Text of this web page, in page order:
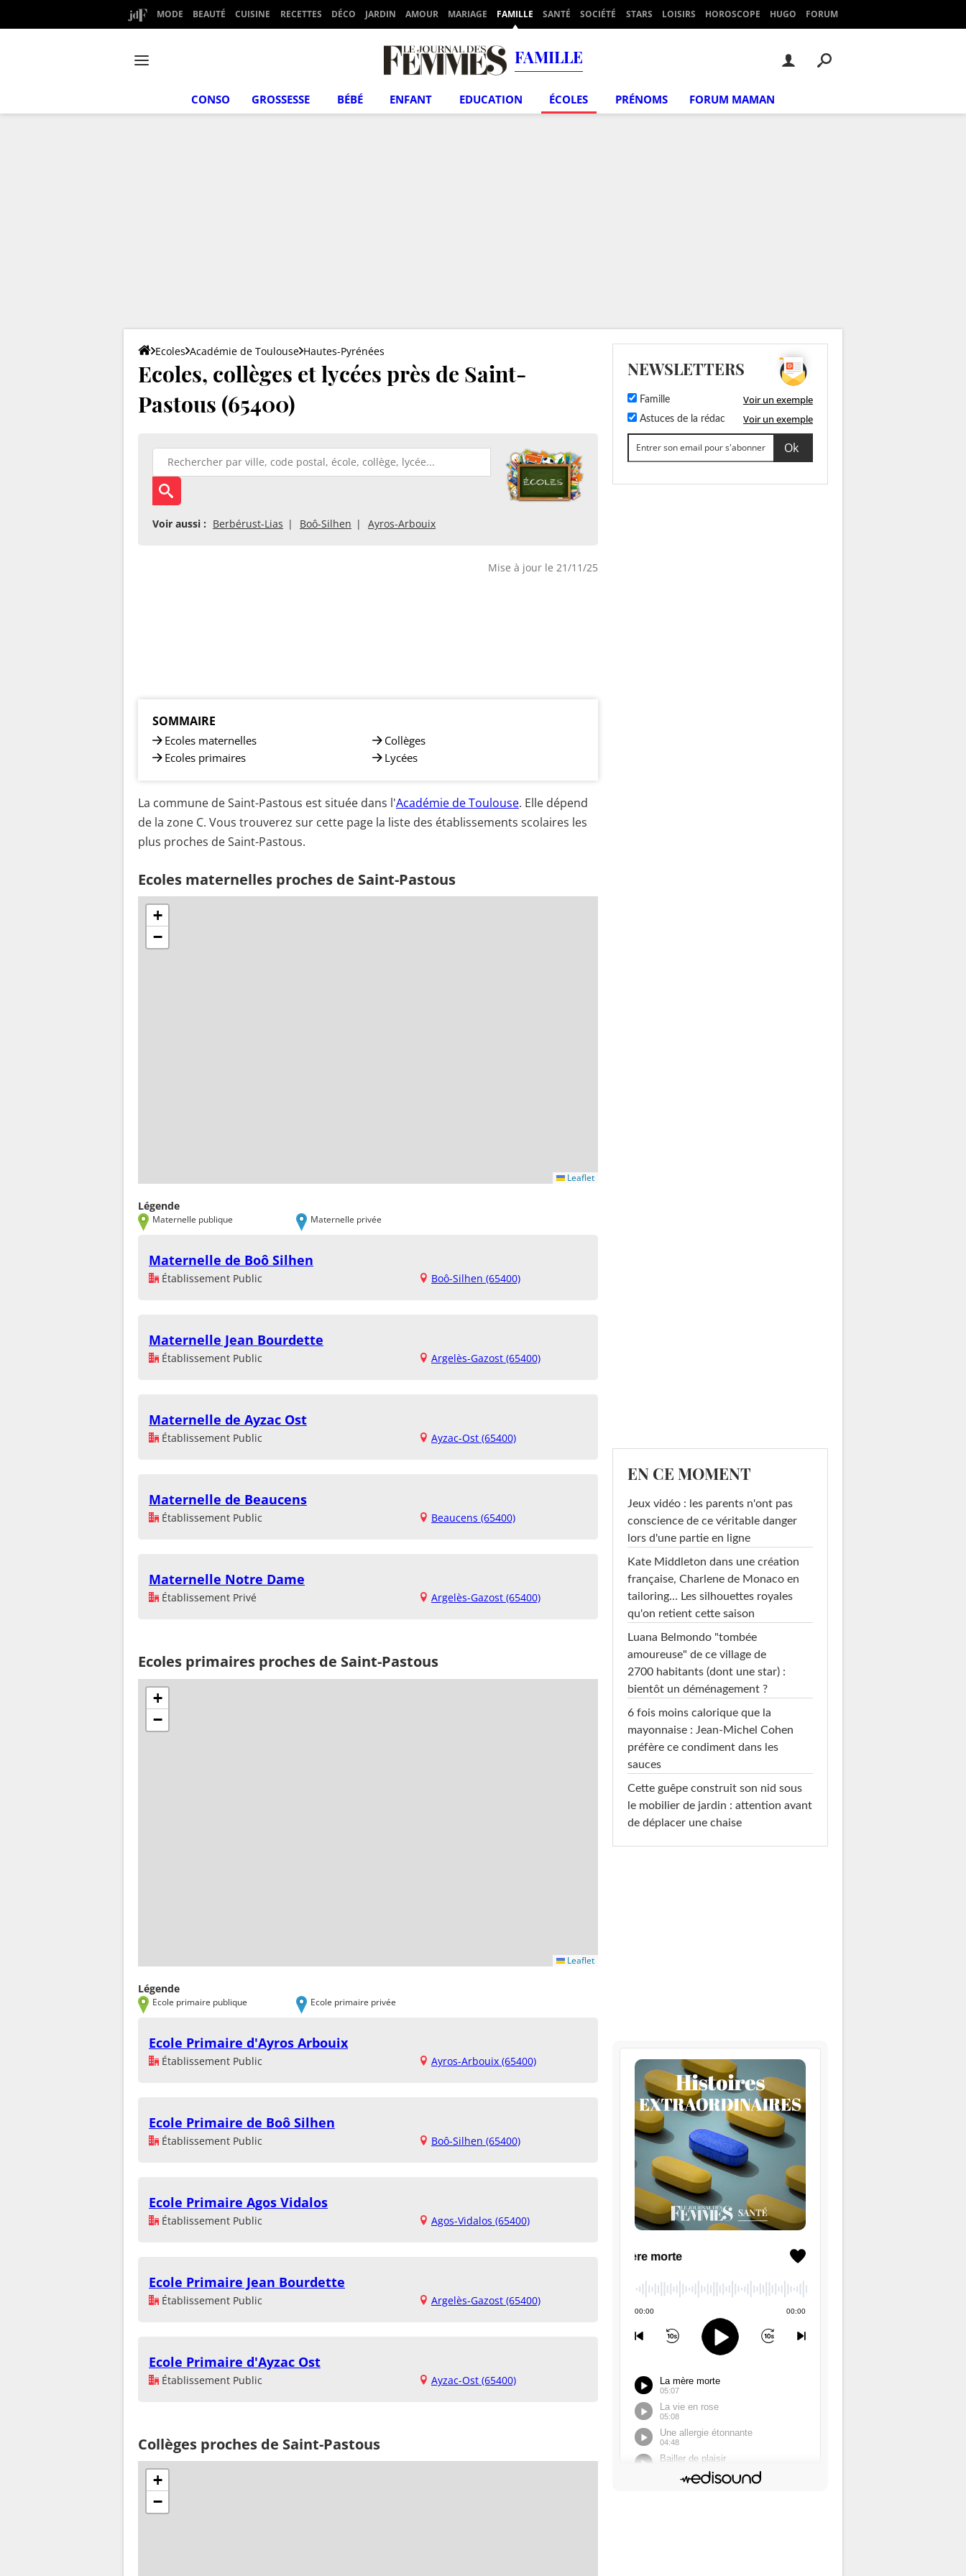
MODE BEAUTÉ CUISINE RECETTES DÉCO JARDIN AMOUR MARIAGE FAMILLE SANTÉ SOCIÉTÉ STARS LOISIRS HOROSCOPE HUGO FORUM
FAMILLE
CONSO GROSSESSE BÉBÉ ENFANT EDUCATION ÉCOLES PRÉNOMS FORUM MAMAN
Ecoles Académie de Toulouse Hautes-Pyrénées
Ecoles, collèges et lycées près de Saint-
Pastous (65400)
Voir aussi : Berbérust-Lias Boô-Silhen Ayros-Arbouix
Mise à jour le 21/11/25
SOMMAIRE
Ecoles maternelles
Ecoles primaires
Collèges
Lycées
La commune de Saint-Pastous est située dans l'Académie de Toulouse. Elle dépend
de la zone C. Vous trouverez sur cette page la liste des établissements scolaires les
plus proches de Saint-Pastous.
Ecoles maternelles proches de Saint-Pastous
+
−
Leaflet
Légende
Maternelle publique Maternelle privée
Maternelle de Boô Silhen
Établissement Public Boô-Silhen (65400)
Maternelle Jean Bourdette
Établissement Public Argelès-Gazost (65400)
Maternelle de Ayzac Ost
Établissement Public Ayzac-Ost (65400)
Maternelle de Beaucens
Établissement Public Beaucens (65400)
Maternelle Notre Dame
Établissement Privé Argelès-Gazost (65400)
Ecoles primaires proches de Saint-Pastous
+
−
Leaflet
Légende
Ecole primaire publique Ecole primaire privée
Ecole Primaire d'Ayros Arbouix
Établissement Public Ayros-Arbouix (65400)
Ecole Primaire de Boô Silhen
Établissement Public Boô-Silhen (65400)
Ecole Primaire Agos Vidalos
Établissement Public Agos-Vidalos (65400)
Ecole Primaire Jean Bourdette
Établissement Public Argelès-Gazost (65400)
Ecole Primaire d'Ayzac Ost
Établissement Public Ayzac-Ost (65400)
Collèges proches de Saint-Pastous
+
−
NEWSLETTERS
Famille Voir un exemple
Astuces de la rédac Voir un exemple
EN CE MOMENT
Jeux vidéo : les parents n'ont pas
conscience de ce véritable danger
lors d'une partie en ligne
Kate Middleton dans une création
française, Charlene de Monaco en
tailoring… Les silhouettes royales
qu'on retient cette saison
Luana Belmondo "tombée
amoureuse" de ce village de
2700 habitants (dont une star) :
bientôt un déménagement ?
6 fois moins calorique que la
mayonnaise : Jean-Michel Cohen
préfère ce condiment dans les
sauces
Cette guêpe construit son nid sous
le mobilier de jardin : attention avant
de déplacer une chaise